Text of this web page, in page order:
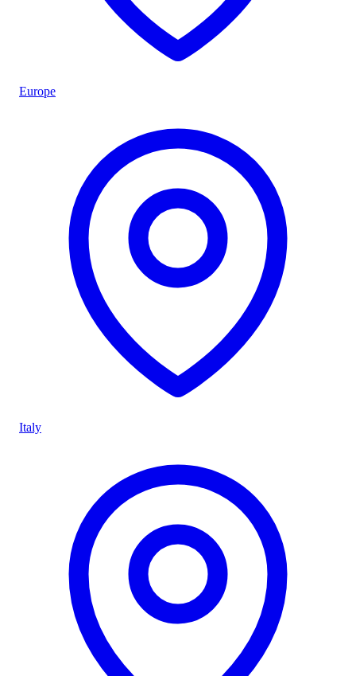
Europe
Italy